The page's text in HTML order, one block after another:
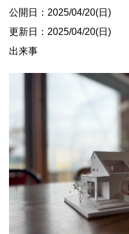
公開日：2025/04/20(日)
更新日：2025/04/20(日)
出来事